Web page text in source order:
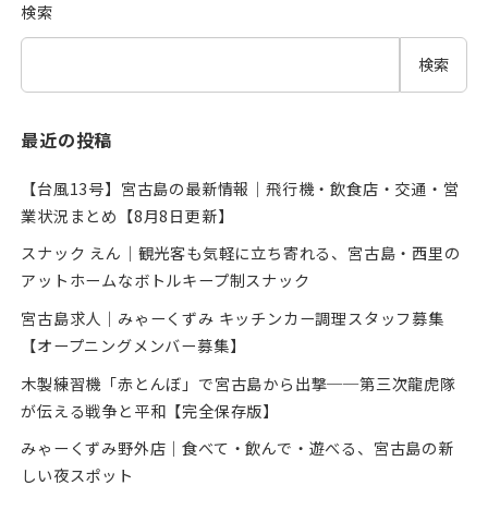
検索
検索
最近の投稿
【台風13号】宮古島の最新情報｜飛行機・飲食店・交通・営
業状況まとめ【8月8日更新】
スナック えん｜観光客も気軽に立ち寄れる、宮古島・西里の
アットホームなボトルキープ制スナック
宮古島求人｜みゃーくずみ キッチンカー調理スタッフ募集
【オープニングメンバー募集】
木製練習機「赤とんぼ」で宮古島から出撃──第三次龍虎隊
が伝える戦争と平和【完全保存版】
みゃーくずみ野外店｜食べて・飲んで・遊べる、宮古島の新
しい夜スポット